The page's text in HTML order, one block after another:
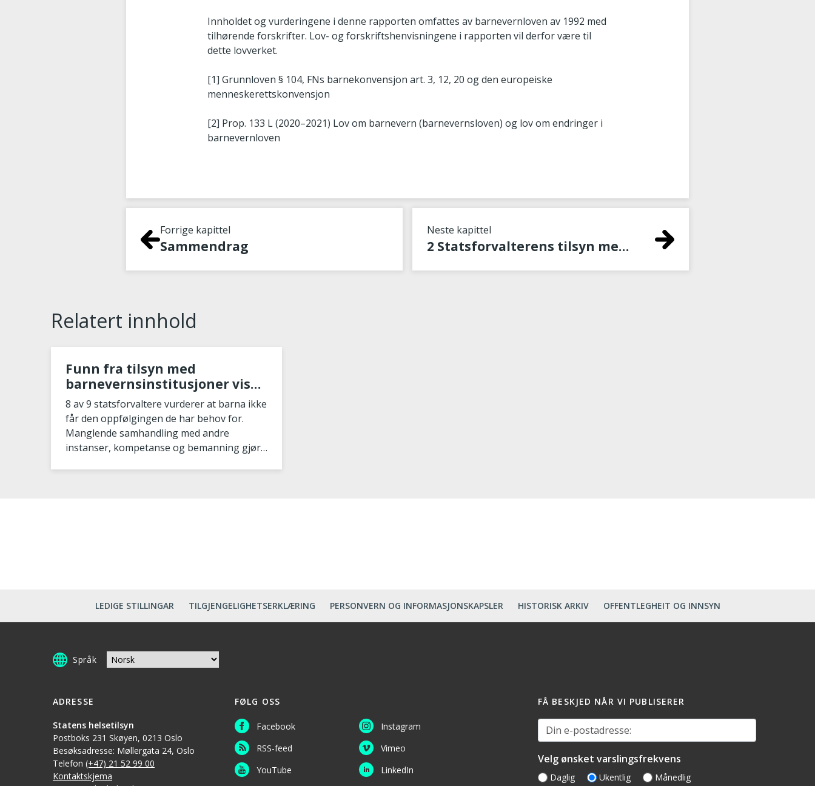
Innholdet og vurderingene i denne rapporten omfattes av barnevernloven av 1992 med
tilhørende forskrifter. Lov- og forskriftshenvisningene i rapporten vil derfor være til
dette lovverket.
[1] Grunnloven § 104, FNs barnekonvensjon art. 3, 12, 20 og den europeiske
menneskerettskonvensjon
[2] Prop. 133 L (2020–2021) Lov om barnevern (barnevernsloven) og lov om endringer i
barnevernloven
Forrige kapittel
Sammendrag
Neste kapittel
2 Statsforvalterens tilsyn med barneverninstitusjoner
Relatert innhold
Funn fra tilsyn med
barnevernsinstitusjoner viser
utfordringer som kan hindre
at barn får riktig hjelp til
riktig tid
8 av 9 statsforvaltere vurderer at barna ikke
får den oppfølgingen de har behov for.
Manglende samhandling med andre
instanser, kompetanse og bemanning gjør
LEDIGE STILLINGAR TILGJENGELIGHETSERKLÆRING PERSONVERN OG INFORMASJONSKAPSLER HISTORISK ARKIV OFFENTLEGHEIT OG INNSYN
Språk
ADRESSE
Statens helsetilsyn
Postboks 231 Skøyen, 0213 Oslo
Besøksadresse: Møllergata 24, Oslo
Telefon (+47) 21 52 99 00
Kontaktskjema
FØLG OSS
Facebook
RSS-feed
YouTube
Instagram
Vimeo
LinkedIn
FÅ BESKJED NÅR VI PUBLISERER
Din e-postadresse:
Velg ønsket varslingsfrekvens
Daglig Ukentlig Månedlig